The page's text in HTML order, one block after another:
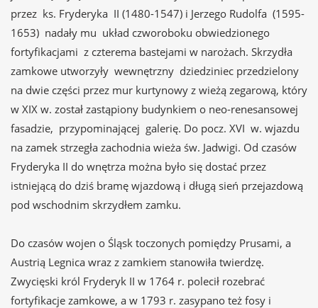
przez ks. Fryderyka II (1480-1547) i Jerzego Rudolfa (1595-
1653) nadały mu układ czworoboku obwiedzionego
fortyfikacjami z czterema bastejami w narożach. Skrzydła
zamkowe utworzyły wewnętrzny dziedziniec przedzielony
na dwie części przez mur kurtynowy z wieżą zegarową, który
w XIX w. został zastąpiony budynkiem o neo-renesansowej
fasadzie, przypominającej galerię. Do pocz. XVI w. wjazdu
na zamek strzegła zachodnia wieża św. Jadwigi. Od czasów
Fryderyka II do wnętrza można było się dostać przez
istniejącą do dziś bramę wjazdową i długą sień przejazdową
pod wschodnim skrzydłem zamku.
Do czasów wojen o Śląsk toczonych pomiędzy Prusami, a
Austrią Legnica wraz z zamkiem stanowiła twierdzę.
Zwycięski król Fryderyk II w 1764 r. polecił rozebrać
fortyfikacje zamkowe, a w 1793 r. zasypano też fosy i